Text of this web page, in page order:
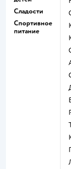
Сладости
Спортивное
питание